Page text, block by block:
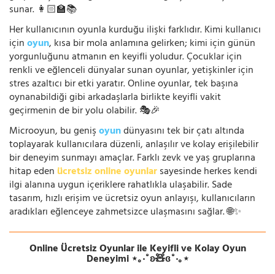
sunar. 👩🏻‍🏫📚
Her kullanıcının oyunla kurduğu ilişki farklıdır. Kimi kullanıcı
içinoyun, kısa bir mola anlamına gelirken; kimi için günün
yorgunluğunu atmanın en keyifli yoludur. Çocuklar için
renkli ve eğlenceli dünyalar sunan oyunlar, yetişkinler için
stres azaltıcı bir etki yaratır. Online oyunlar, tek başına
oynanabildiği gibi arkadaşlarla birlikte keyifli vakit
geçirmenin de bir yolu olabilir. 🎭🎉
Microoyun, bu genişoyundünyasını tek bir çatı altında
toplayarak kullanıcılara düzenli, anlaşılır ve kolay erişilebilir
bir deneyim sunmayı amaçlar. Farklı zevk ve yaş gruplarına
hitap eden ücretsiz online oyunlarsayesinde herkes kendi
ilgi alanına uygun içeriklere rahatlıkla ulaşabilir. Sade
tasarım, hızlı erişim ve ücretsiz oyun anlayışı, kullanıcıların
aradıkları eğlenceye zahmetsizce ulaşmasını sağlar. 🌐✨
Online Ücretsiz Oyunlar ile Keyifli ve Kolay Oyun
Deneyimi ⋆｡‧˚ʚ🧸ɞ˚‧｡⋆